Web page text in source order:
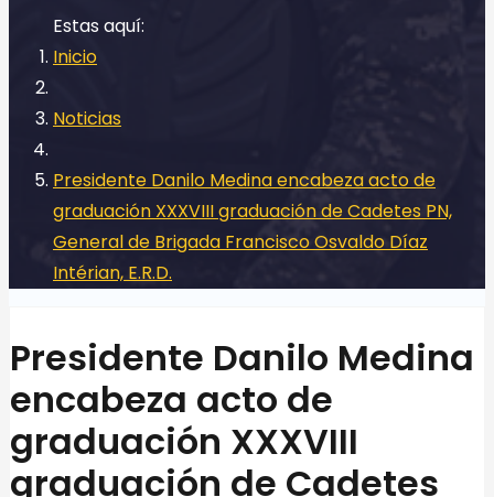
Inicio
Noticias
Presidente Danilo Medina encabeza acto de
graduación XXXVIII graduación de Cadetes PN,
General de Brigada Francisco Osvaldo Díaz
Intérian, E.R.D.
Presidente Danilo Medina
encabeza acto de
graduación XXXVIII
graduación de Cadetes